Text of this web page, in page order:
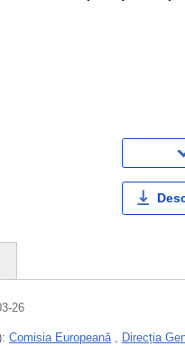
26
Comisia Europeană , Direcția